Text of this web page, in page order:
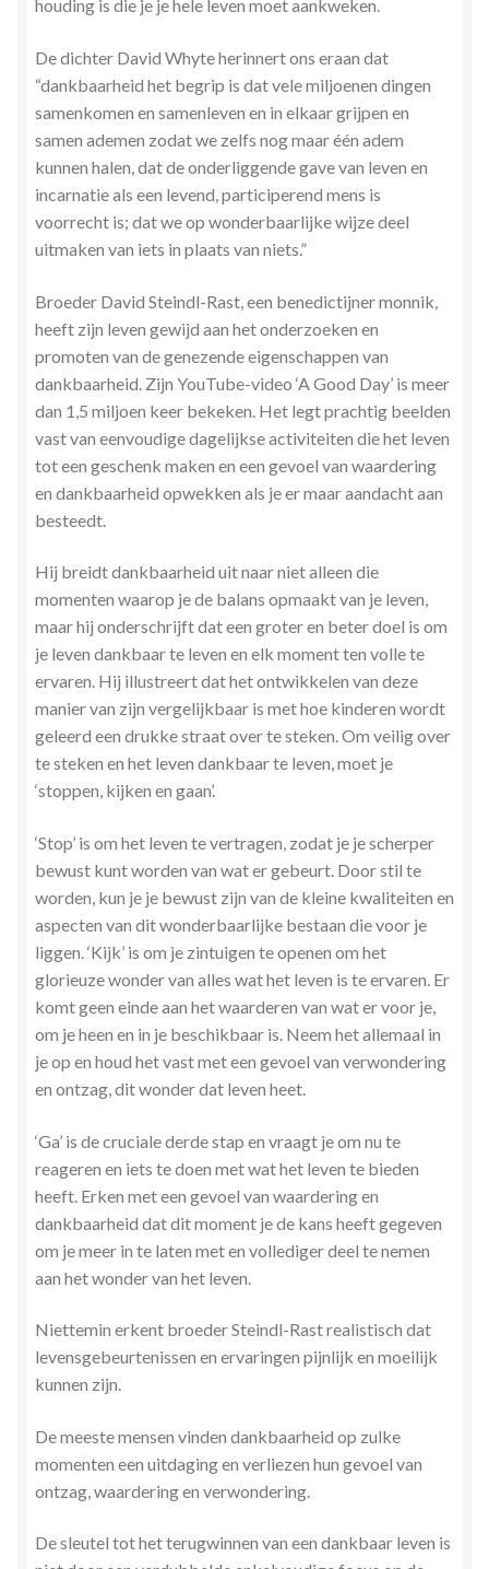
Winkel
Winkelwagen
Zielsgeoriënteerde Jobcoaching
houding is die je je hele leven moet aankweken.
De dichter David Whyte herinnert ons eraan dat
“dankbaarheid het begrip is dat vele miljoenen dingen
samenkomen en samenleven en in elkaar grijpen en
samen ademen zodat we zelfs nog maar één adem
kunnen halen, dat de onderliggende gave van leven en
incarnatie als een levend, participerend mens is
voorrecht is; dat we op wonderbaarlijke wijze deel
uitmaken van iets in plaats van niets.”
Broeder David Steindl-Rast, een benedictijner monnik,
heeft zijn leven gewijd aan het onderzoeken en
promoten van de genezende eigenschappen van
dankbaarheid. Zijn YouTube-video ‘A Good Day’ is meer
dan 1,5 miljoen keer bekeken. Het legt prachtig beelden
vast van eenvoudige dagelijkse activiteiten die het leven
tot een geschenk maken en een gevoel van waardering
en dankbaarheid opwekken als je er maar aandacht aan
besteedt.
Hij breidt dankbaarheid uit naar niet alleen die
momenten waarop je de balans opmaakt van je leven,
maar hij onderschrijft dat een groter en beter doel is om
je leven dankbaar te leven en elk moment ten volle te
ervaren. Hij illustreert dat het ontwikkelen van deze
manier van zijn vergelijkbaar is met hoe kinderen wordt
geleerd een drukke straat over te steken. Om veilig over
te steken en het leven dankbaar te leven, moet je
‘stoppen, kijken en gaan’.
‘Stop’ is om het leven te vertragen, zodat je je scherper
bewust kunt worden van wat er gebeurt. Door stil te
worden, kun je je bewust zijn van de kleine kwaliteiten en
aspecten van dit wonderbaarlijke bestaan die voor je
liggen. ‘Kijk’ is om je zintuigen te openen om het
glorieuze wonder van alles wat het leven is te ervaren. Er
komt geen einde aan het waarderen van wat er voor je,
om je heen en in je beschikbaar is. Neem het allemaal in
je op en houd het vast met een gevoel van verwondering
en ontzag, dit wonder dat leven heet.
‘Ga’ is de cruciale derde stap en vraagt je om nu te
reageren en iets te doen met wat het leven te bieden
heeft. Erken met een gevoel van waardering en
dankbaarheid dat dit moment je de kans heeft gegeven
om je meer in te laten met en vollediger deel te nemen
aan het wonder van het leven.
Niettemin erkent broeder Steindl-Rast realistisch dat
levensgebeurtenissen en ervaringen pijnlijk en moeilijk
kunnen zijn.
De meeste mensen vinden dankbaarheid op zulke
momenten een uitdaging en verliezen hun gevoel van
ontzag, waardering en verwondering.
De sleutel tot het terugwinnen van een dankbaar leven is